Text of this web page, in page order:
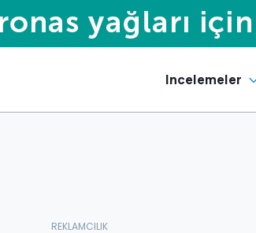
Incelemeler